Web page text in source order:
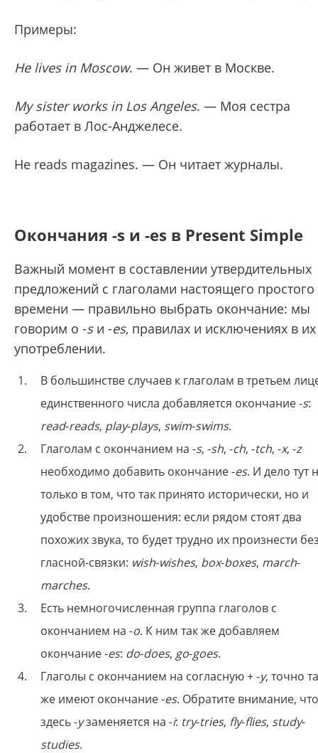
Примеры:
He lives in Moscow. — Он живет в Москве.
My sister works in Los Angeles. — Моя сестра
работает в Лос-Анджелесе.
He reads magazines. — Он читает журналы.
Окончания -s и -es в Present Simple
Важный момент в составлении утвердительных
предложений с глаголами настоящего простого
времени — правильно выбрать окончание: мы
говорим о -sи -es, правилах и исключениях в их
употреблении.
В большинстве случаев к глаголам в третьем
единственного числа добавляется окончание -s:
read-reads, play-plays, swim-swims.
Глаголам с окончанием на -s, -sh, -ch, -tch, -x, -z
необходимо добавить окончание -es. И дело тут
только в том, что так принято исторически, но и
удобстве произношения: если рядом стоят два
похожих звука, то будет трудно их произнести
гласной-связки: wish-wishes, box-boxes, march-
marches.
Есть немногочисленная группа глаголов с
окончанием на -o. К ним так же добавляем
окончание -es: do-does, go-goes.
Глаголы с окончанием на согласную + -у, точно
же имеют окончание -es. Обратите внимание, что
здесь -yзаменяется на -i: try-tries, fly-flies, study-
studies.